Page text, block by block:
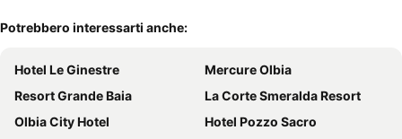
Potrebbero interessarti anche:
Hotel Le Ginestre
Mercure Olbia
Resort Grande Baia
La Corte Smeralda Resort
Olbia City Hotel
Hotel Pozzo Sacro